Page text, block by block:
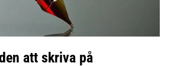
att skriva på